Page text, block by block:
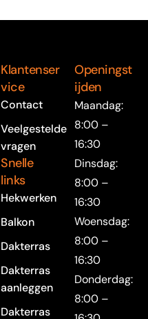
Klantenser
vice
Contact
Veelgestelde
vragen
Snelle
links
Hekwerken
Balkon
Dakterras
Dakterras
aanleggen
Dakterras
Openingst
ijden
Maandag:
8:00 –
16:30
Dinsdag:
8:00 –
16:30
Woensdag:
8:00 –
16:30
Donderdag:
8:00 –